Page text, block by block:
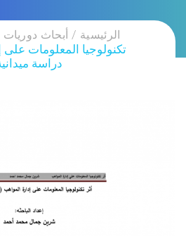
الرئيسية أبحاث
تكنولوجيا المعلومات على
دراسة